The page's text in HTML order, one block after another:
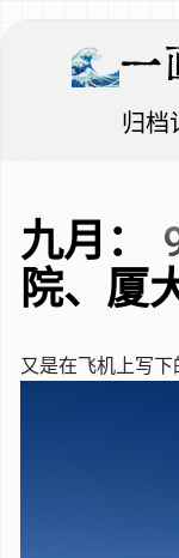
一
归档
九月
院、
又是在飞机上写下